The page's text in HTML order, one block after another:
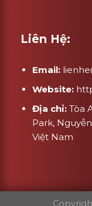
Liên Hệ:
Email:
Website:
Địa chỉ: Tòa
Park,
Việt Nam